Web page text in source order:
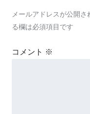
メールアドレスが公開さ
る欄は必須項目です
コメント ※